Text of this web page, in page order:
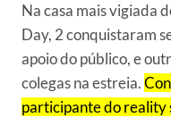
Na casa mais vigiada
Day, 2 conquistaram
apoio do público, e
colegas na estreia.
participante do reality